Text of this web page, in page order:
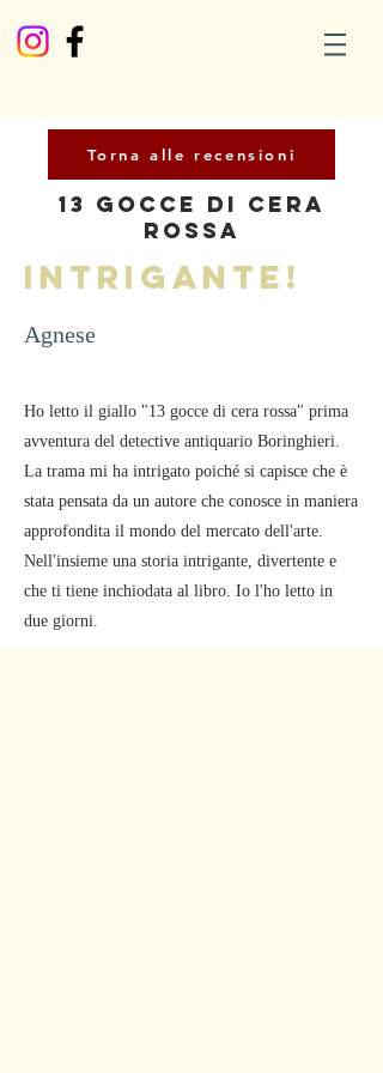
Torna alle recensioni
13 Gocce di Cera
Rossa
Intrigante!
Agnese
Ho letto il giallo "13 gocce di cera rossa" prima
avventura del detective antiquario Boringhieri.
La trama mi ha intrigato poiché si capisce che è
stata pensata da un autore che conosce in maniera
approfondita il mondo del mercato dell'arte.
Nell'insieme una storia intrigante, divertente e
che ti tiene inchiodata al libro. Io l'ho letto in
due giorni.